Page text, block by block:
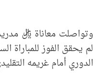
وتواصلت معاناة ريال
لم يحقق الفوز للمباراة
الدوري أمام غريمه